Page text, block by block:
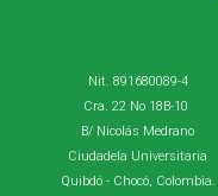
Nit. 891680089-4
Cra. 22 No 18B-10
B/ Nicolás Medrano
Ciudadela Universitaria
Quibdó - Chocó, Colombia.